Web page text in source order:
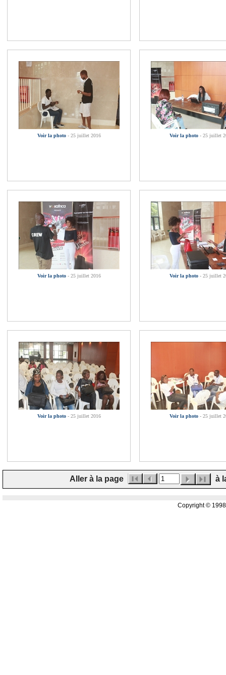
Voir la photo - 25 juillet 2016 Voir la photo - 25 juillet
Voir la photo - 25 juillet 2016 Voir la photo - 25 juillet
Voir la photo - 25 juillet 2016 Voir la photo - 25 juillet
Aller à la page à
Copyright ©